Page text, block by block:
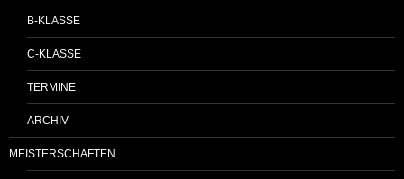
B-KLASSE
C-KLASSE
TERMINE
ARCHIV
MEISTERSCHAFTEN